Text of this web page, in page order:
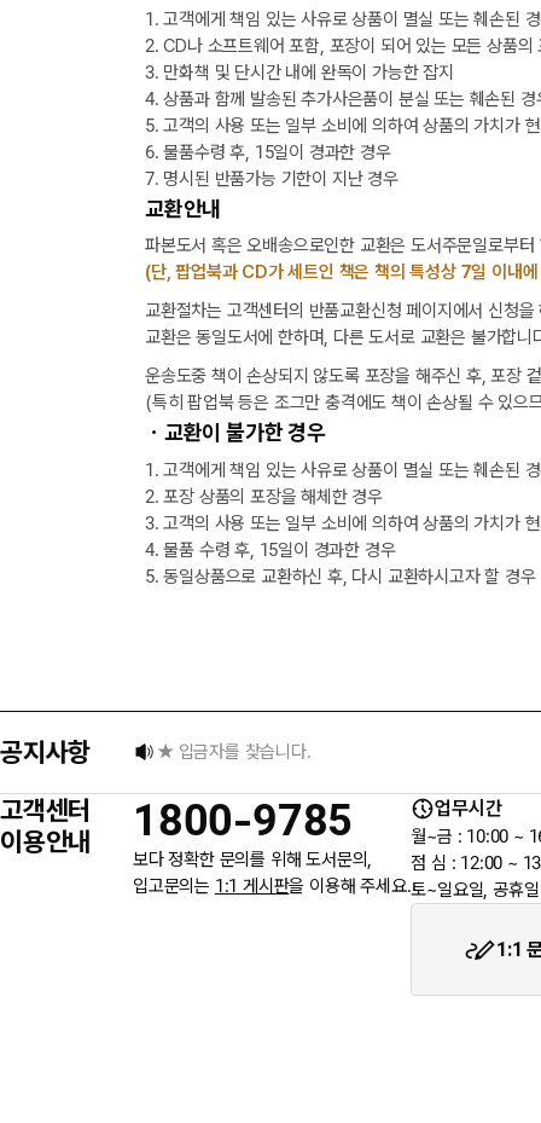
1. 고객에게 책임 있는 사유로 상품이 멸실 또는 훼손된
2. CD나 소프트웨어 포함, 포장이 되어 있는 모든 상품의
3. 만화책 및 단시간 내에 완독이 가능한 잡지
4. 상품과 함께 발송된 추가사은품이 분실 또는 훼손된 경
5. 고객의 사용 또는 일부 소비에 의하여 상품의 가치가
6. 물품수령 후, 15일이 경과한 경우
7. 명시된 반품가능 기한이 지난 경우
교환안내
파본도서 혹은 오배송으로인한 교환은 도서주문일로부
(단, 팝업북과 CD가 세트인 책은 책의 특성상 7일 이내
교환절차는 고객센터의 반품교환신청 페이지에서 신청
교환은 동일도서에 한하며, 다른 도서로 교환은 불가합니
운송도중 책이 손상되지 않도록 포장을 해주신 후, 포장
(특히 팝업북 등은 조그만 충격에도 책이 손상될 수 있으
ㆍ교환이 불가한 경우
1. 고객에게 책임 있는 사유로 상품이 멸실 또는 훼손된
2. 포장 상품의 포장을 해체한 경우
3. 고객의 사용 또는 일부 소비에 의하여 상품의 가치가
4. 물품 수령 후, 15일이 경과한 경우
5. 동일상품으로 교환하신 후, 다시 교환하시고자 할 경
공지사항
택배 없는 날 배송 업무 안내
★ 입금자를 찾습니다.
6월 3일 지방선거일 휴무 안내
고객센터
이용안내
1800-9785
보다 정확한 문의를 위해 도서문의,
입고문의는 1:1 게시판을 이용해 주세요.
업무시간
월~금 : 10:00 ~
점 심 : 12:00 ~
토~일요일, 공휴
1:1